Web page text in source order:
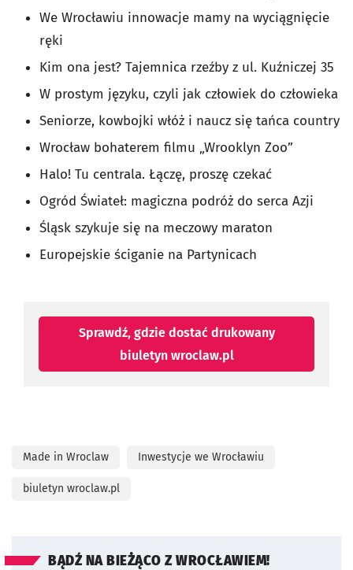
We Wrocławiu innowacje mamy na wyciągnięcie
ręki
Kim ona jest? Tajemnica rzeźby z ul. Kuźniczej 35
W prostym języku, czyli jak człowiek do człowieka
Seniorze, kowbojki włóż i naucz się tańca country
Wrocław bohaterem filmu „Wrooklyn Zoo”
Halo! Tu centrala. Łączę, proszę czekać
Ogród Świateł: magiczna podróż do serca Azji
Śląsk szykuje się na meczowy maraton
Europejskie ściganie na Partynicach
Sprawdź, gdzie dostać drukowany
biuletyn wroclaw.pl
Made in Wroclaw Inwestycje we Wrocławiu
biuletyn wroclaw.pl
BĄDŹ NA BIEŻĄCO Z WROCŁAWIEM!